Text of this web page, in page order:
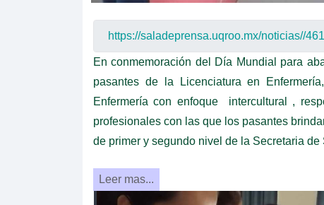
En conmemoración del Día Mundial para
pasantes de la Licenciatura en
Enfermería con enfoque intercultural ,
profesionales con las que los pasantes
de primer y segundo nivel de la Secretaria
Leer mas...